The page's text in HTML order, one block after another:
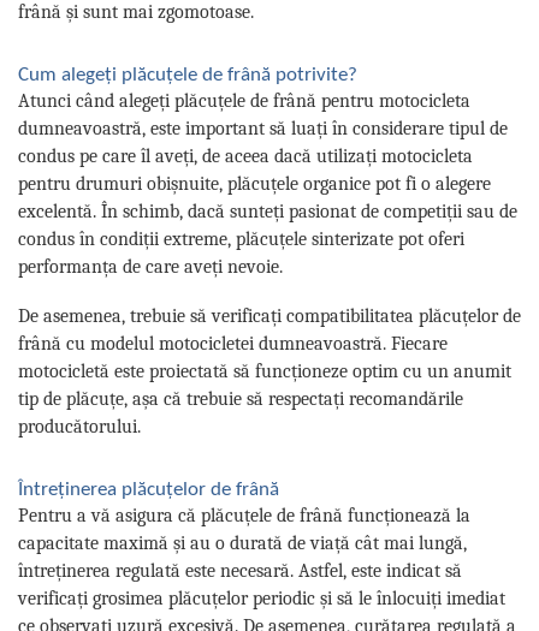
frână și sunt mai zgomotoase.
Cum alegeți plăcuțele de frână potrivite?
Atunci când alegeți plăcuțele de frână pentru motocicleta
dumneavoastră, este important să luați în considerare tipul de
condus pe care îl aveți, de aceea dacă utilizați motocicleta
pentru drumuri obișnuite, plăcuțele organice pot fi o alegere
excelentă. În schimb, dacă sunteți pasionat de competiții sau de
condus în condiții extreme, plăcuțele sinterizate pot oferi
performanța de care aveți nevoie.
De asemenea, trebuie să verificați compatibilitatea plăcuțelor de
frână cu modelul motocicletei dumneavoastră. Fiecare
motocicletă este proiectată să funcționeze optim cu un anumit
tip de plăcuțe, așa că trebuie să respectați recomandările
producătorului.
Întreținerea plăcuțelor de frână
Pentru a vă asigura că plăcuțele de frână funcționează la
capacitate maximă și au o durată de viață cât mai lungă,
întreținerea regulată este necesară. Astfel, este indicat să
verificați grosimea plăcuțelor periodic și să le înlocuiți imediat
ce observați uzură excesivă. De asemenea, curățarea regulată a